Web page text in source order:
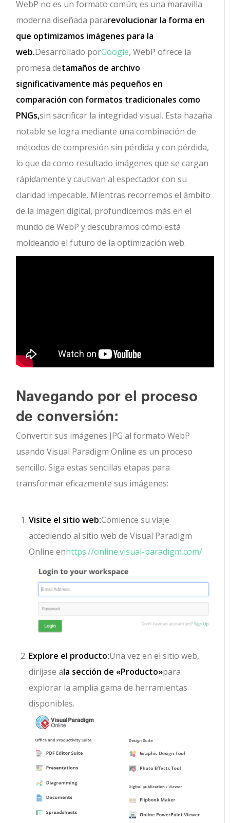
WebP no es un formato común; es una maravilla
moderna diseñada pararevolucionar la forma en
que optimizamos imágenes para la
web.Desarrollado porGoogle, WebP ofrece la
promesa detamaños de archivo
significativamente más pequeños en
comparación con formatos tradicionales como
PNGs,sin sacrificar la integridad visual. Esta hazaña
notable se logra mediante una combinación de
métodos de compresión sin pérdida y con pérdida,
lo que da como resultado imágenes que se cargan
rápidamente y cautivan al espectador con su
claridad impecable. Mientras recorremos el ámbito
de la imagen digital, profundicemos más en el
mundo de WebP y descubramos cómo está
moldeando el futuro de la optimización web.
Navegando por el proceso
de conversión:
Convertir sus imágenes JPG al formato WebP
usando Visual Paradigm Online es un proceso
sencillo. Siga estas sencillas etapas para
transformar eficazmente sus imágenes:
Visite el sitio web:Comience su viaje
accediendo al sitio web de Visual Paradigm
Online enhttps://online.visual-paradigm.com/
Explore el producto:Una vez en el sitio web,
diríjase ala sección de «Producto»para
explorar la amplia gama de herramientas
disponibles.